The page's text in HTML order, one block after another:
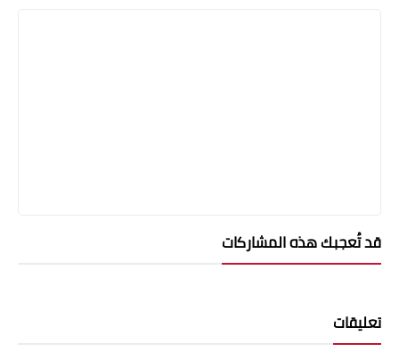
قد تُعجبك هذه المشاركات
تعليقات